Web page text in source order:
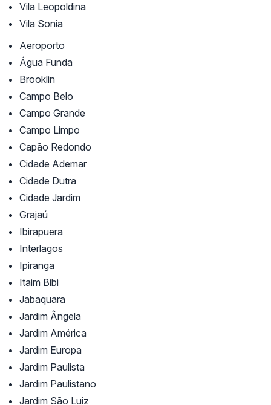
Vila Leopoldina
Vila Sonia
Aeroporto
Água Funda
Brooklin
Campo Belo
Campo Grande
Campo Limpo
Capão Redondo
Cidade Ademar
Cidade Dutra
Cidade Jardim
Grajaú
Ibirapuera
Interlagos
Ipiranga
Itaim Bibi
Jabaquara
Jardim Ângela
Jardim América
Jardim Europa
Jardim Paulista
Jardim Paulistano
Jardim São Luiz